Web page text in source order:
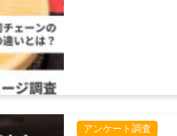
アンケート調査